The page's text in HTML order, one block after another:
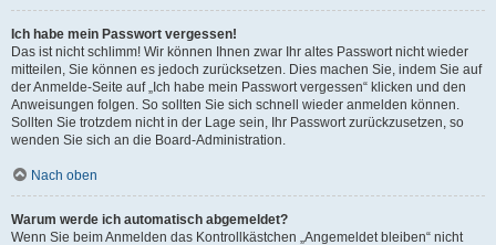
Ich habe mein Passwort vergessen!
Das ist nicht schlimm! Wir können Ihnen zwar Ihr altes Passwort nicht wieder
mitteilen, Sie können es jedoch zurücksetzen. Dies machen Sie, indem Sie auf
der Anmelde-Seite auf „Ich habe mein Passwort vergessen“ klicken und den
Anweisungen folgen. So sollten Sie sich schnell wieder anmelden können.
Sollten Sie trotzdem nicht in der Lage sein, Ihr Passwort zurückzusetzen, so
wenden Sie sich an die Board-Administration.
Nach oben
Warum werde ich automatisch abgemeldet?
Wenn Sie beim Anmelden das Kontrollkästchen „Angemeldet bleiben“ nicht